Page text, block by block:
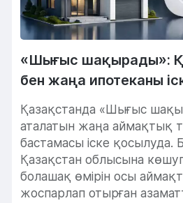
«Шығыс шақырады»:
бен жаңа ипотеканы
Қазақстанда «Шығыс
аталатын жаңа аймақтық
бастамасы іске қосылуда.
Қазақстан облысына
болашақ өмірін осы
жоспарлап отырған